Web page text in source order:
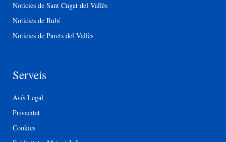
Notícies de Sant Cugat del Vallès
Notícies de Rubí
Notícies de Parets del Vallès
Serveis
Avís Legal
Privacitat
Cookies